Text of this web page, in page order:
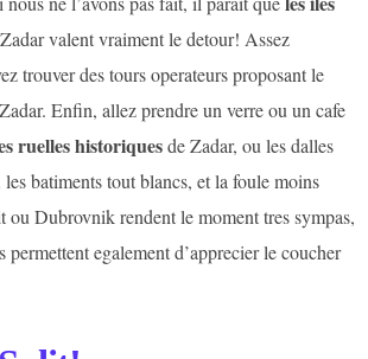
valent vraiment le detour! Assez
trouver des tours operateurs proposant le
Enfin, allez prendre un verre ou un cafe
ruelles historiquesde Zadar, ou les dalles
les batiments tout blancs, et la foule moins
ou Dubrovnik rendent le moment tres sympas,
permettent egalement d’apprecier le coucher